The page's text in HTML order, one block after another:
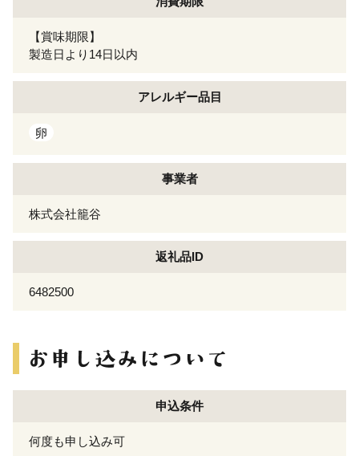
【賞味期限】
製造日より14日以内
アレルギー品目
卵
事業者
株式会社籠谷
返礼品ID
6482500
申込条件
何度も申し込み可